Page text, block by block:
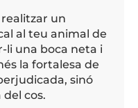
un
al teu animal de
li una boca neta i
la fortalesa de
sinó
cos.